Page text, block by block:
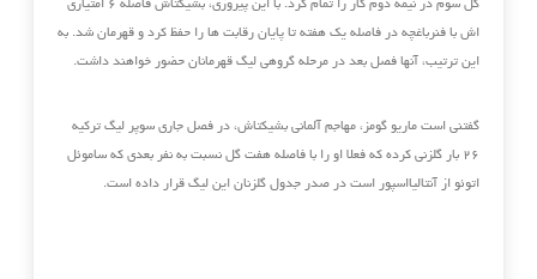
گل سوم در نیمه دوم کار را تمام کرد. ‏با این پیروزی، بشیکتاش فاصله ۶ امتیازی
اش با فنرباغچه در فاصله یک هفته تا پایان رقابت ها را حفظ کرد و قهرمان ‏شد. به
این ترتیب، آنها فصل بعد در مرحله گروهی لیگ قهرمانان حضور خواهند داشت.‏
گفتنی است ماریو گومز، مهاجم آلمانی بشیکتاش، در فصل جاری سوپر لیگ ترکیه
۲۶ بار گلزنی کرده که فعلا او را با ‏فاصله هفت گل نسبت به نفر بعدی که ساموئل
اتوئو از آنتالیااسپور است در صدر جدول گلزنان این لیگ قرار داده است.‏